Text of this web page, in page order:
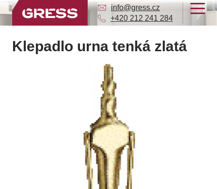
info@gress.cz
+420 212 241 284
Klepadlo urna tenká zlatá